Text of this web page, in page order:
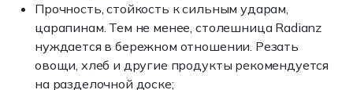
Прочность, стойкость к сильным ударам,
царапинам. Тем не менее, столешница Radianz
нуждается в бережном отношении. Резать
овощи, хлеб и другие продукты рекомендуется
на разделочной доске;